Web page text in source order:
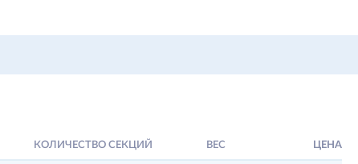
КОЛИЧЕСТВО СЕКЦИЙ ВЕС ЦЕНА